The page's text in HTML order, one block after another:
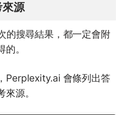
來源
的搜尋結果，都一定會附
。
Perplexity.ai 會條列出答
源。